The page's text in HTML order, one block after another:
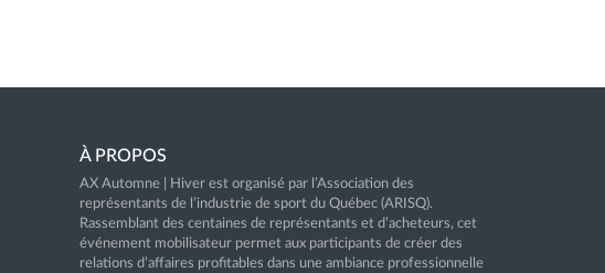
À PROPOS
AX Automne | Hiver est organisé par l’Association des
représentants de l’industrie de sport du Québec (ARISQ).
Rassemblant des centaines de représentants et d’acheteurs, cet
événement mobilisateur permet aux participants de créer des
relations d’affaires profitables dans une ambiance professionnelle